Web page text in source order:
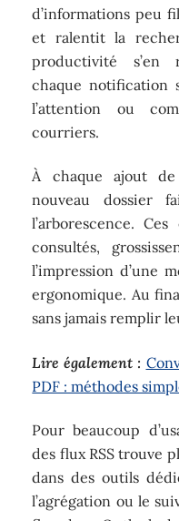
d’informations peu
et ralentit la
productivité s’en
chaque notification
l’attention ou
courriers.
À chaque ajout
nouveau dossier
l’arborescence.
consultés,
l’impression d’une
ergonomique. Au
sans jamais remplir
Lire également :
PDF : méthodes
Pour beaucoup
des flux RSS trouve
dans des outils
l’agrégation ou le